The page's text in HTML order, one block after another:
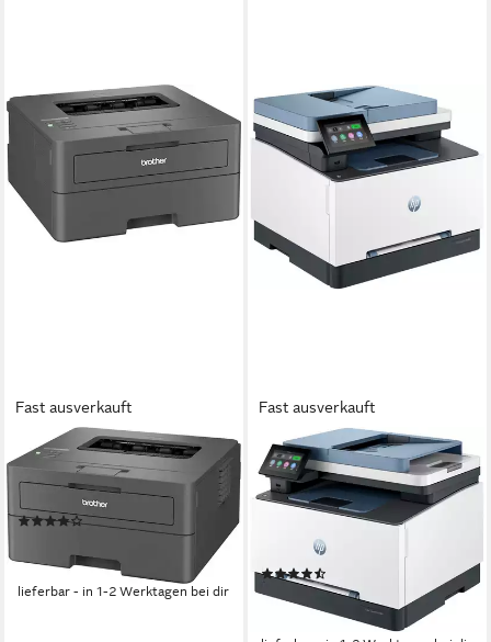
Fast ausverkauft
BROTHER
HL-L2400DWE Laserdrucker,
(WLAN (Wi-Fi), Wi-Fi Direct)
(33)
-7%
lieferbar - in 1-2 Werktagen bei dir
Fast ausverkauft
HP
Color LaserJet Pro MFP
3302fdng
Multifunktionsdrucker, (LAN
(Ethernet)
418,14 € UVP511,69 €